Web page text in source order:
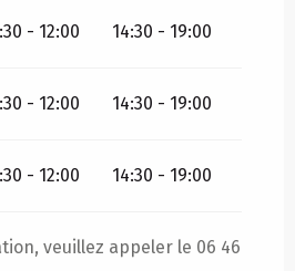
- 12:00 14:30 - 19:00
- 12:00 14:30 - 19:00
- 12:00 14:30 - 19:00
veuillez appeler le 06 46